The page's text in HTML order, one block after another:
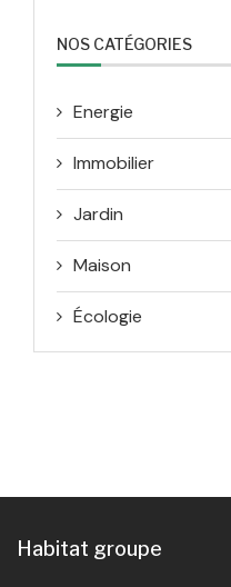
NOS CATÉGORIES
Energie
Immobilier
Jardin
Maison
Écologie
Habitat groupe